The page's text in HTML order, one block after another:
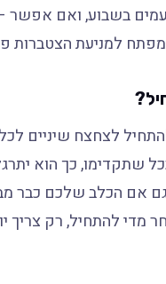
3-4 פעמים בשבוע, ואם
למניעת הצטברות
לצחצח שיניים
שתקדימו, כך הוא
אם הכלב שלכם כבר
להתחיל, רק צריך